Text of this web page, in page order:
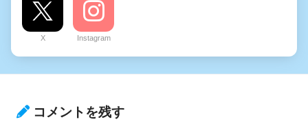
X Instagram
コメントを残す